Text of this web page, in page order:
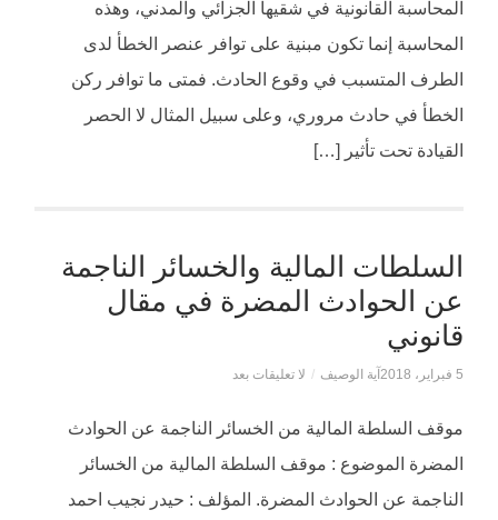
المحاسبة القانونية في شقيها الجزائي والمدني، وهذه
المحاسبة إنما تكون مبنية على توافر عنصر الخطأ لدى
الطرف المتسبب في وقوع الحادث. فمتى ما توافر ركن
الخطأ في حادث مروري، وعلى سبيل المثال لا الحصر
القيادة تحت تأثير […]
السلطات المالية والخسائر الناجمة
عن الحوادث المضرة في مقال
قانوني
5 فبراير، 2018 آية الوصيف / لا تعليقات بعد
موقف السلطة المالية من الخسائر الناجمة عن الحوادث
المضرة الموضوع : موقف السلطة المالية من الخسائر
الناجمة عن الحوادث المضرة. المؤلف : حيدر نجيب احمد